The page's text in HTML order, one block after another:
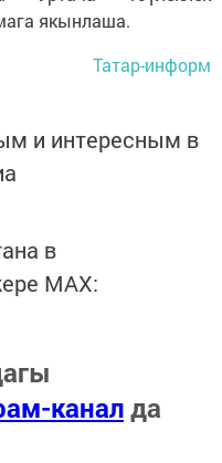
якынлаша.
Татар-информ
и интересным в
в
MАХ:
каналда